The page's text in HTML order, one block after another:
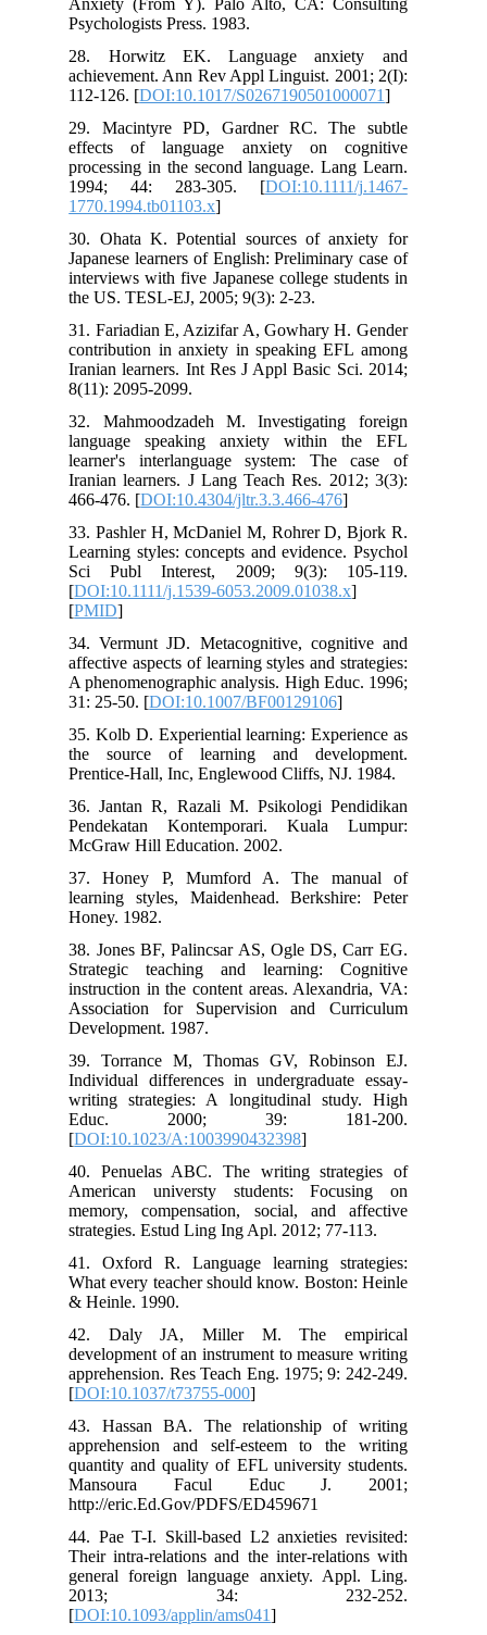
Psychologists Press. 1983.
28. Horwitz EK. Language anxiety and
achievement. Ann Rev Appl Linguist. 2001; 2(I):
112-126. [DOI:10.1017/S0267190501000071
29. Macintyre PD, Gardner RC. The subtle
effects of language anxiety on cognitive
processing in the second language. Lang Learn.
1994; 44: 283-305. [DOI:10.1111/j.1467-
1770.1994.tb01103.x
30. Ohata K. Potential sources of anxiety for
Japanese learners of English: Preliminary case of
interviews with five Japanese college students in
the US. TESL-EJ, 2005; 9(3): 2-23.
31. Fariadian E, Azizifar A, Gowhary H. Gender
contribution in anxiety in speaking EFL among
Iranian learners. Int Res J Appl Basic Sci. 2014;
8(11): 2095-2099.
32. Mahmoodzadeh M. Investigating foreign
language speaking anxiety within the EFL
learner's interlanguage system: The case of
Iranian learners. J Lang Teach Res. 2012; 3(3):
466-476. [DOI:10.4304/jltr.3.3.466-476
33. Pashler H, McDaniel M, Rohrer D, Bjork R.
Learning styles: concepts and evidence. Psychol
Sci Publ Interest, 2009; 9(3): 105-119.
[DOI:10.1111/j.1539-6053.2009.01038.x
[PMID
34. Vermunt JD. Metacognitive, cognitive and
affective aspects of learning styles and strategies:
A phenomenographic analysis. High Educ. 1996;
31: 25-50. [DOI:10.1007/BF00129106
35. Kolb D. Experiential learning: Experience as
the source of learning and development.
Prentice-Hall, Inc, Englewood Cliffs, NJ. 1984.
36. Jantan R, Razali M. Psikologi Pendidikan
Pendekatan Kontemporari. Kuala Lumpur:
McGraw Hill Education. 2002.
37. Honey P, Mumford A. The manual of
learning styles, Maidenhead. Berkshire: Peter
Honey. 1982.
38. Jones BF, Palincsar AS, Ogle DS, Carr EG.
Strategic teaching and learning: Cognitive
instruction in the content areas. Alexandria, VA:
Association for Supervision and Curriculum
Development. 1987.
39. Torrance M, Thomas GV, Robinson EJ.
Individual differences in undergraduate essay-
writing strategies: A longitudinal study. High
Educ. 2000; 39: 181-200.
[DOI:10.1023/A:1003990432398
40. Penuelas ABC. The writing strategies of
American universty students: Focusing on
memory, compensation, social, and affective
strategies. Estud Ling Ing Apl. 2012; 77-113.
41. Oxford R. Language learning strategies:
What every teacher should know. Boston: Heinle
& Heinle. 1990.
42. Daly JA, Miller M. The empirical
development of an instrument to measure writing
apprehension. Res Teach Eng. 1975; 9: 242-249.
[DOI:10.1037/t73755-000
43. Hassan BA. The relationship of writing
apprehension and self-esteem to the writing
quantity and quality of EFL university students.
Mansoura Facul Educ J. 2001;
http://eric.Ed.Gov/PDFS/ED459671
44. Pae T-I. Skill-based L2 anxieties revisited:
Their intra-relations and the inter-relations with
general foreign language anxiety. Appl. Ling.
2013; 34: 232-252.
[DOI:10.1093/applin/ams041